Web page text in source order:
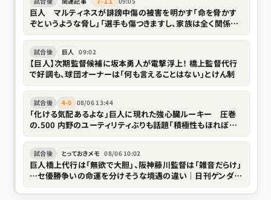
巨人 マルティネスが誹謗中傷の被害を明かす「命を脅かす
ぞというような脅し」「選手も傷つきますし、家族は全く関係な
試合後 巨人 09:02
【巨人】次期監督候補に坂本勇人が電撃浮上！ 橋上監督代行
で好調も、球団オーナーは「何も言えることはない」とけん制
試合後 4-0 08/06 13:44
「化ける気配あるよな」巨人に現れた強心臓ルーキー 圧巻
の.500 内野のユーティリティぶりも話題「積極性もほれぼれ
試合後 とっておきメモ 08/06 10:02
巨人橋上代行は「無欲で大胆」、阪神藤川監督は「雑音だらけ」
…セ優勝争いの命運を分けそうな境遇の違い｜日刊ゲンダイ